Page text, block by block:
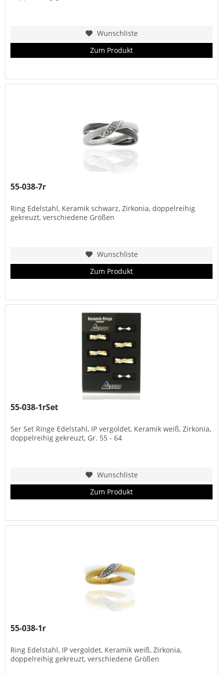
Wunschliste
Zum Produkt
55-038-7r
Ring Edelstahl, Keramik schwarz, Zirkonia, doppelreihig
gekreuzt, verschiedene Größen
Wunschliste
Zum Produkt
55-038-1rSet
5er Set Ringe Edelstahl, IP vergoldet, Keramik weiß, Zirkonia,
doppelreihig gekreuzt, Gr. 55 - 64
Wunschliste
Zum Produkt
55-038-1r
Ring Edelstahl, IP vergoldet, Keramik weiß, Zirkonia,
doppelreihig gekreuzt, verschiedene Größen